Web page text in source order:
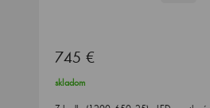
745 €
skladom